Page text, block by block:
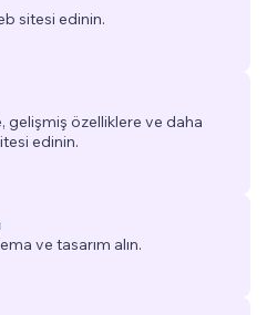
sitesi edinin.
gelişmiş özelliklere ve daha
edinin.
ve tasarım alın.